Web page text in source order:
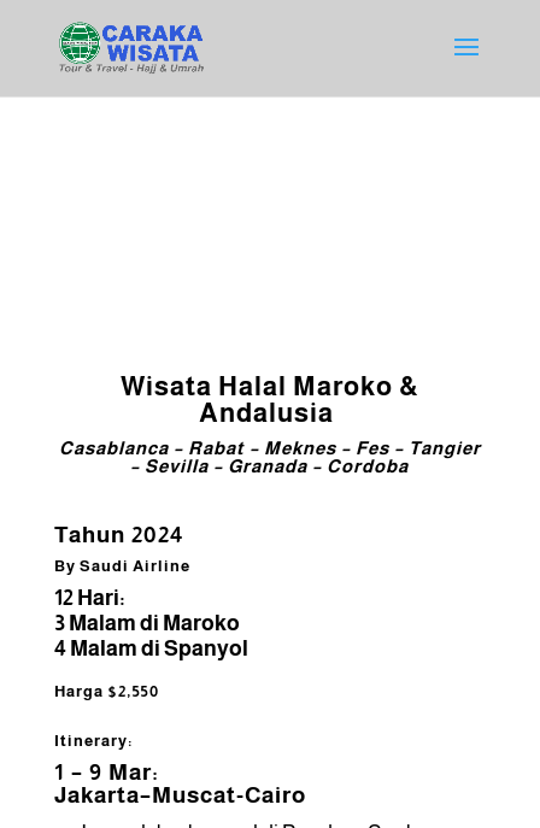
Wisata Halal Maroko &
Andalusia
Casablanca – Rabat – Meknes – Fes – Tangier
– Sevilla – Granada – Cordoba
Tahun 2024
By Saudi Airline
12 Hari:
3 Malam di Maroko
4 Malam di Spanyol
Harga $2,550
Itinerary:
1 – 9 Mar:
Jakarta–Muscat-Cairo